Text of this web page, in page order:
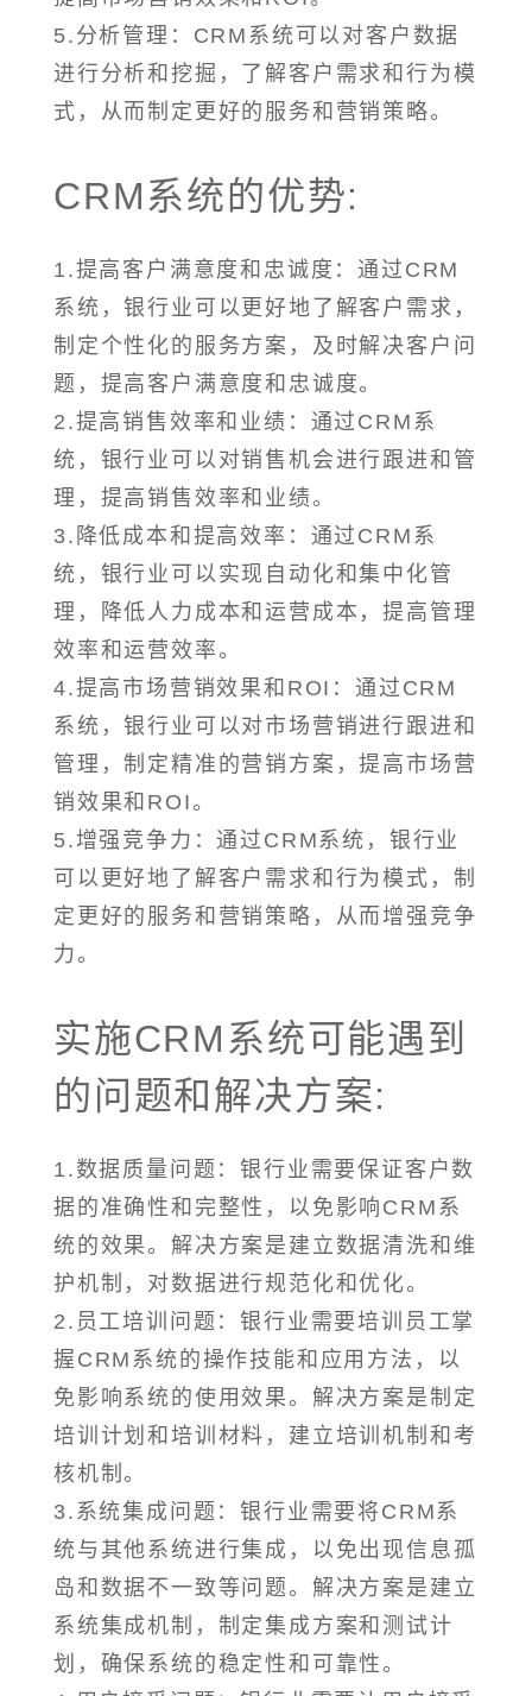
5.分析管理：CRM系统可以对客户数据
进行分析和挖掘，了解客户需求和行为模
式，从而制定更好的服务和营销策略。
CRM系统的优势:
1.提高客户满意度和忠诚度：通过CRM
系统，银行业可以更好地了解客户需求，
制定个性化的服务方案，及时解决客户问
题，提高客户满意度和忠诚度。
2.提高销售效率和业绩：通过CRM系
统，银行业可以对销售机会进行跟进和管
理，提高销售效率和业绩。
3.降低成本和提高效率：通过CRM系
统，银行业可以实现自动化和集中化管
理，降低人力成本和运营成本，提高管理
效率和运营效率。
4.提高市场营销效果和ROI：通过CRM
系统，银行业可以对市场营销进行跟进和
管理，制定精准的营销方案，提高市场营
销效果和ROI。
5.增强竞争力：通过CRM系统，银行业
可以更好地了解客户需求和行为模式，制
定更好的服务和营销策略，从而增强竞争
力。
实施CRM系统可能遇到
的问题和解决方案:
1.数据质量问题：银行业需要保证客户数
据的准确性和完整性，以免影响CRM系
统的效果。解决方案是建立数据清洗和维
护机制，对数据进行规范化和优化。
2.员工培训问题：银行业需要培训员工掌
握CRM系统的操作技能和应用方法，以
免影响系统的使用效果。解决方案是制定
培训计划和培训材料，建立培训机制和考
核机制。
3.系统集成问题：银行业需要将CRM系
统与其他系统进行集成，以免出现信息孤
岛和数据不一致等问题。解决方案是建立
系统集成机制，制定集成方案和测试计
划，确保系统的稳定性和可靠性。